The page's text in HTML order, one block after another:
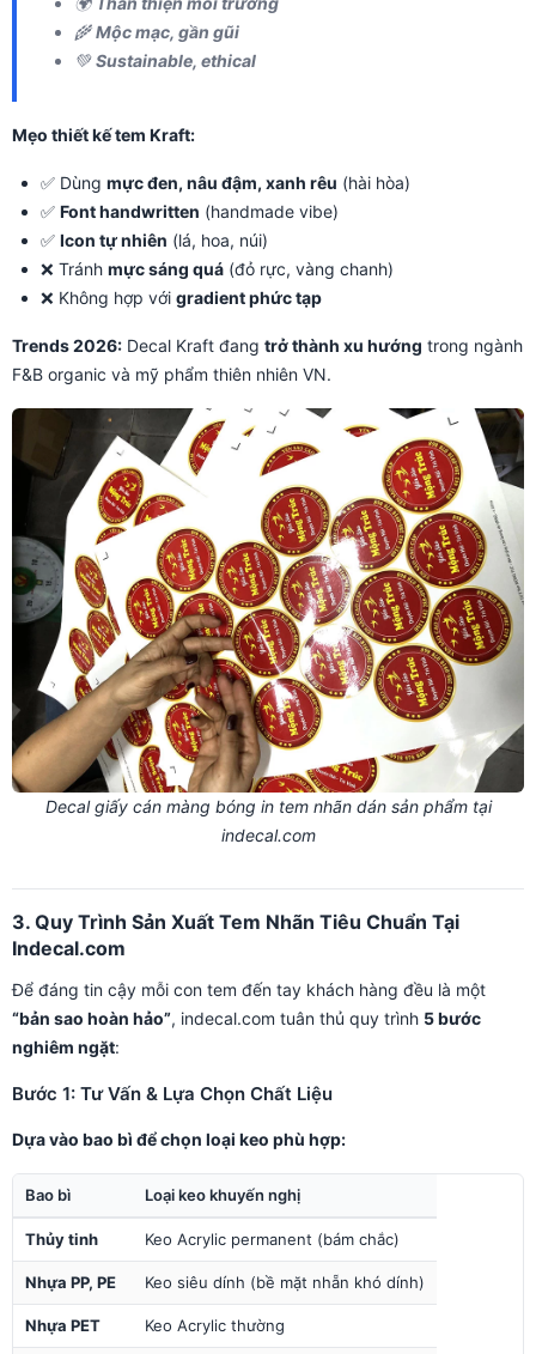
🌾Mộc mạc, gần gũi
💚Sustainable, ethical
Mẹo thiết kế tem Kraft:
✅ Dùng mực đen, nâu đậm, xanh rêu (hài hòa)
✅ Font handwritten (handmade vibe)
✅ Icon tự nhiên (lá, hoa, núi)
❌ Tránh mực sáng quá (đỏ rực, vàng chanh)
❌ Không hợp với gradient phức tạp
Trends 2026: Decal Kraft đang trở thành xu hướng trong ngành
F&B organic và mỹ phẩm thiên nhiên VN.
Decal giấy cán màng bóng in tem nhãn dán sản phẩm tại
indecal.com
3. Quy Trình Sản Xuất Tem Nhãn Tiêu Chuẩn Tại
Indecal.com
Để đáng tin cậy mỗi con tem đến tay khách hàng đều là một
“bản sao hoàn hảo”, indecal.com tuân thủ quy trình 5 bước
nghiêm ngặt:
Bước 1: Tư Vấn & Lựa Chọn Chất Liệu
Dựa vào bao bì để chọn loại keo phù hợp:
Bao bì Loại keo khuyến nghị
Thủy tinh Keo Acrylic permanent (bám chắc)
Nhựa PP, PE Keo siêu dính (bề mặt nhẵn khó dính)
Nhựa PET Keo Acrylic thường